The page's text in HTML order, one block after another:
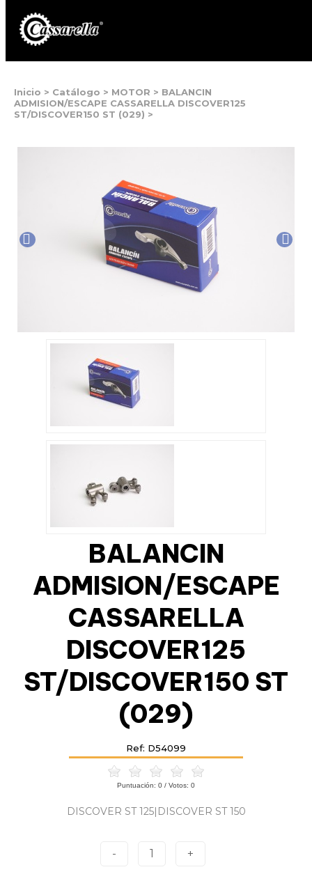
Inicio > Catálogo > MOTOR > BALANCIN
ADMISION/ESCAPE CASSARELLA DISCOVER125
ST/DISCOVER150 ST (029) >
BALANCIN
ADMISION/ESCAPE
CASSARELLA
DISCOVER125
ST/DISCOVER150 ST
(029)
Ref: D54099
Puntuación: 0 / Votos: 0
DISCOVER ST 125|DISCOVER ST 150
- 1 +